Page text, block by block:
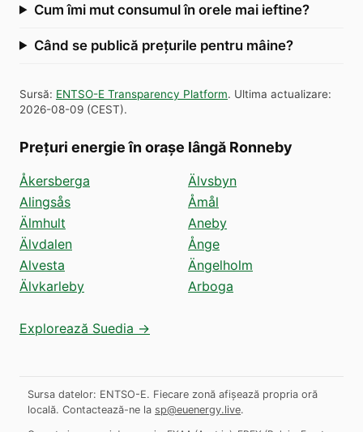
Cum îmi mut consumul în orele mai ieftine?
Când se publică prețurile pentru mâine?
Sursă: ENTSO-E Transparency Platform. Ultima actualizare:
2026-08-09 (CEST).
Prețuri energie în orașe lângă Ronneby
Åkersberga
Alingsås
Älmhult
Älvdalen
Alvesta
Älvkarleby
Älvsbyn
Åmål
Aneby
Ånge
Ängelholm
Arboga
Explorează Suedia →
Sursa datelor: ENTSO-E. Fiecare zonă afișează propria oră
locală. Contactează-ne la sp@euenergy.live.